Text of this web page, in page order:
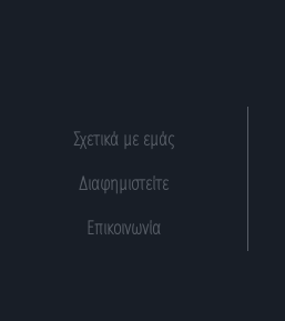
Σχετικά με εμάς
Διαφημιστείτε
Επικοινωνία